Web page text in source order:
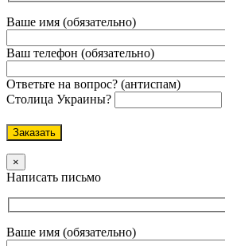
Ваше имя (обязательно)
Ваш телефон (обязательно)
Ответьте на вопрос? (антиспам)
Столица Украины?
это
поле
пустым.
×
Написать письмо
Ваше имя (обязательно)